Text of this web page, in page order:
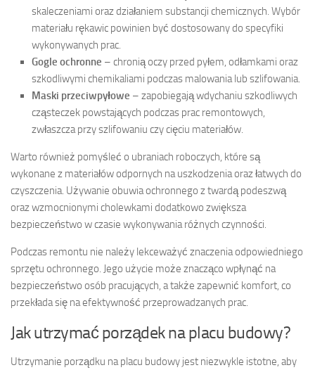
skaleczeniami oraz działaniem substancji chemicznych. Wybór
materiału rękawic powinien być dostosowany do specyfiki
wykonywanych prac.
Gogle ochronne – chronią oczy przed pyłem, odłamkami oraz
szkodliwymi chemikaliami podczas malowania lub szlifowania.
Maski przeciwpyłowe – zapobiegają wdychaniu szkodliwych
cząsteczek powstających podczas prac remontowych,
zwłaszcza przy szlifowaniu czy cięciu materiałów.
Warto również pomyśleć o ubraniach roboczych, które są
wykonane z materiałów odpornych na uszkodzenia oraz łatwych do
czyszczenia. Używanie obuwia ochronnego z twardą podeszwą
oraz wzmocnionymi cholewkami dodatkowo zwiększa
bezpieczeństwo w czasie wykonywania różnych czynności.
Podczas remontu nie należy lekceważyć znaczenia odpowiedniego
sprzętu ochronnego. Jego użycie może znacząco wpłynąć na
bezpieczeństwo osób pracujących, a także zapewnić komfort, co
przekłada się na efektywność przeprowadzanych prac.
Jak utrzymać porządek na placu budowy?
Utrzymanie porządku na placu budowy jest niezwykle istotne, aby